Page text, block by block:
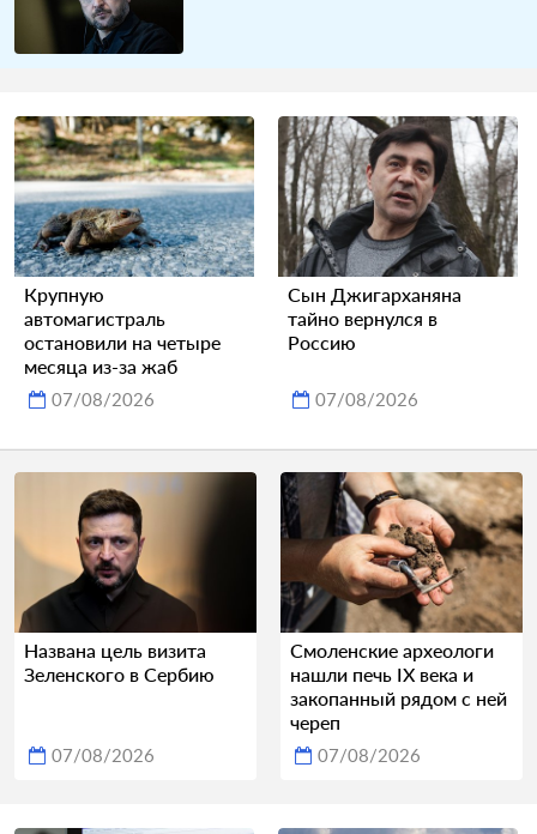
Крупную
автомагистраль
остановили на четыре
месяца из-за жаб
07/08/2026
Сын Джигарханяна
тайно вернулся в
Россию
07/08/2026
Названа цель визита
Зеленского в Сербию
07/08/2026
Смоленские археологи
нашли печь IX века и
закопанный рядом с ней
череп
07/08/2026